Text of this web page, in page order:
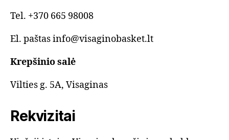
Tel. +370 665 98008
El. paštas info@visaginobasket.lt
Krepšinio salė
Vilties g. 5A, Visaginas
Rekvizitai